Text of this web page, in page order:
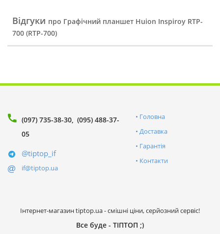
Відгуки про Графічний планшет Huion Inspiroy RTP-
700 (RTP-700)
(097) 735-38-30 (095) 488-37-
05
@tiptop_if
if@tiptop.ua
Головна
Доставка
Гарантія
Контакти
Інтернет-магазин tiptop.ua - смішні ціни, серйозний сервіс!
Все буде - ТІПТОП ;)